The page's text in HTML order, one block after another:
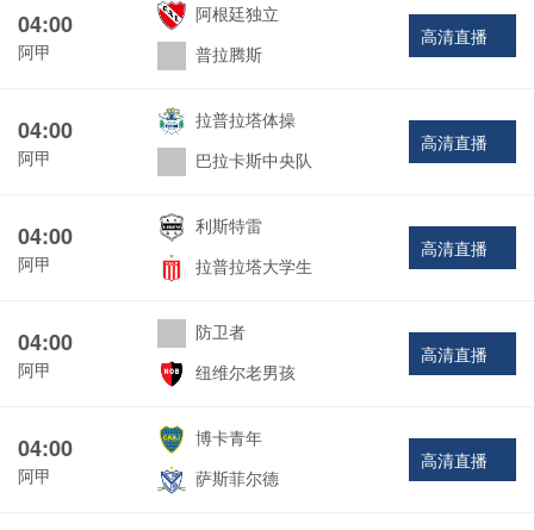
04:00
阿甲
阿根廷独立
普拉腾斯
高清直播
04:00
阿甲
拉普拉塔体操
巴拉卡斯中央队
高清直播
04:00
阿甲
利斯特雷
拉普拉塔大学生
高清直播
04:00
阿甲
防卫者
纽维尔老男孩
高清直播
04:00
阿甲
博卡青年
萨斯菲尔德
高清直播